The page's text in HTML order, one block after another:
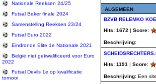
Nationale Reeksen 24/25
Futsal Beker finale 2024
Samenstelling Reeksen 23/24
Futsal Euro 2022
Eindronde Elite 1e Nationale 2021
België niet gekwalificeerd voor Euro
2022
Futsal Devils 1e op kwalificatie
tornooi
ALGEMEEN
BZVB RELEMKO
Hits: 1672 | Score:
Beschrijving:
Hits: 1191 | Score:
Beschrijving: Een